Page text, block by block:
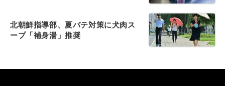
北朝鮮指導部、夏バテ対策に犬肉ス
ープ「補身湯」推奨